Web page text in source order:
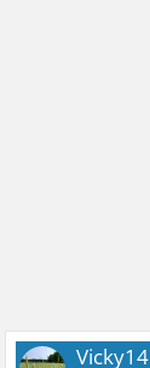
Vicky14